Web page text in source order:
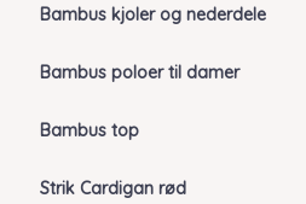
Bambus kjoler og nederdele
Bambus poloer til damer
Bambus top
Strik Cardigan rød